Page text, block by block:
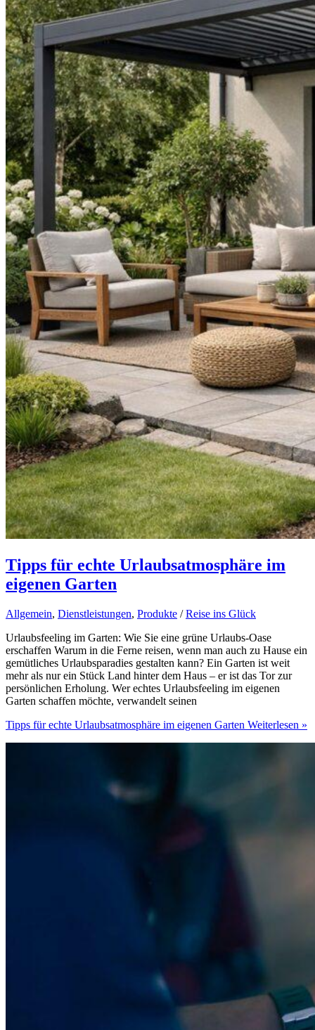
Tipps für echte Urlaubsatmosphäre im
eigenen Garten
Allgemein, Dienstleistungen, Produkte /Reise ins Glück
Urlaubsfeeling im Garten: Wie Sie eine grüne Urlaubs-Oase
erschaffen Warum in die Ferne reisen, wenn man auch zu Hause ein
gemütliches Urlaubsparadies gestalten kann? Ein Garten ist weit
mehr als nur ein Stück Land hinter dem Haus – er ist das Tor zur
persönlichen Erholung. Wer echtes Urlaubsfeeling im eigenen
Garten schaffen möchte, verwandelt seinen
Tipps für echte Urlaubsatmosphäre im eigenen Garten Weiterlesen »